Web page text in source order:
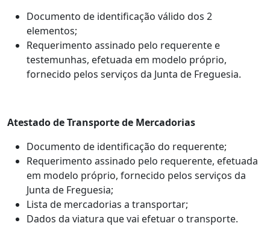
Documento de identificação válido dos 2
elementos;
Requerimento assinado pelo requerente e
testemunhas, efetuada em modelo próprio,
fornecido pelos serviços da Junta de Freguesia.
Atestado de Transporte de Mercadorias
Documento de identificação do requerente;
Requerimento assinado pelo requerente, efetuada
em modelo próprio, fornecido pelos serviços da
Junta de Freguesia;
Lista de mercadorias a transportar;
Dados da viatura que vai efetuar o transporte.